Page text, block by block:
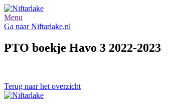
Menu
Ga naar Niftarlake.nl
PTO boekje Havo 3 2022-2023
Terug naar het overzicht